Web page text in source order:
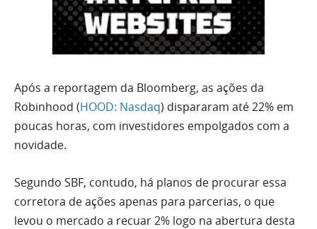
Após a reportagem da Bloomberg, as ações da
Robinhood (HOOD: Nasdaq) dispararam até 22% em
poucas horas, com investidores empolgados com a
novidade.
Segundo SBF, contudo, há planos de procurar essa
corretora de ações apenas para parcerias, o que
levou o mercado a recuar 2% logo na abertura desta